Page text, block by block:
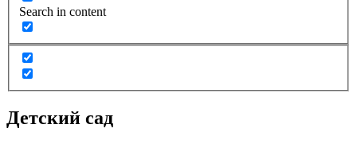
Search in content
Детский сад